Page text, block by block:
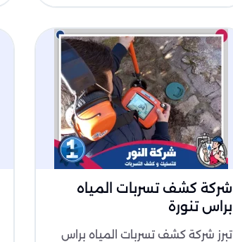
شركة كشف تسربات المياه
براس تنورة
تبرز شركة كشف تسربات المياه براس